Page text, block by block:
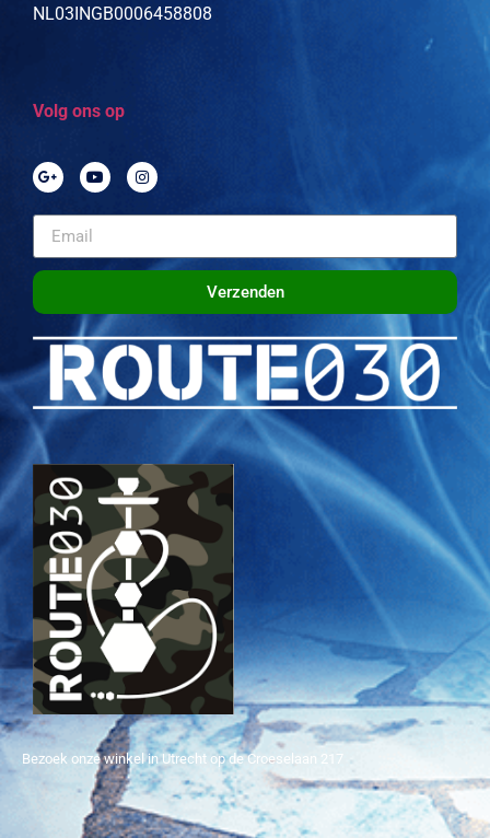
NL03INGB0006458808
Volg ons op
Verzenden
Bezoek onze winkel in Utrecht op de Croeselaan 217